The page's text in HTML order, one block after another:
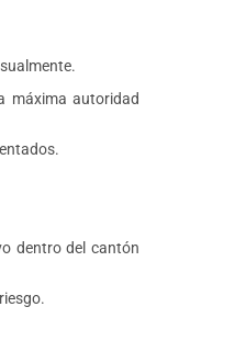
máxima autoridad
dentro del cantón